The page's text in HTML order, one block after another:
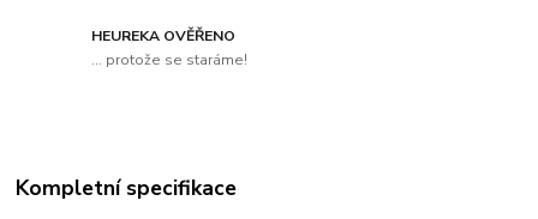
HEUREKA OVĚŘENO
... protože se staráme!
Kompletní specifikace